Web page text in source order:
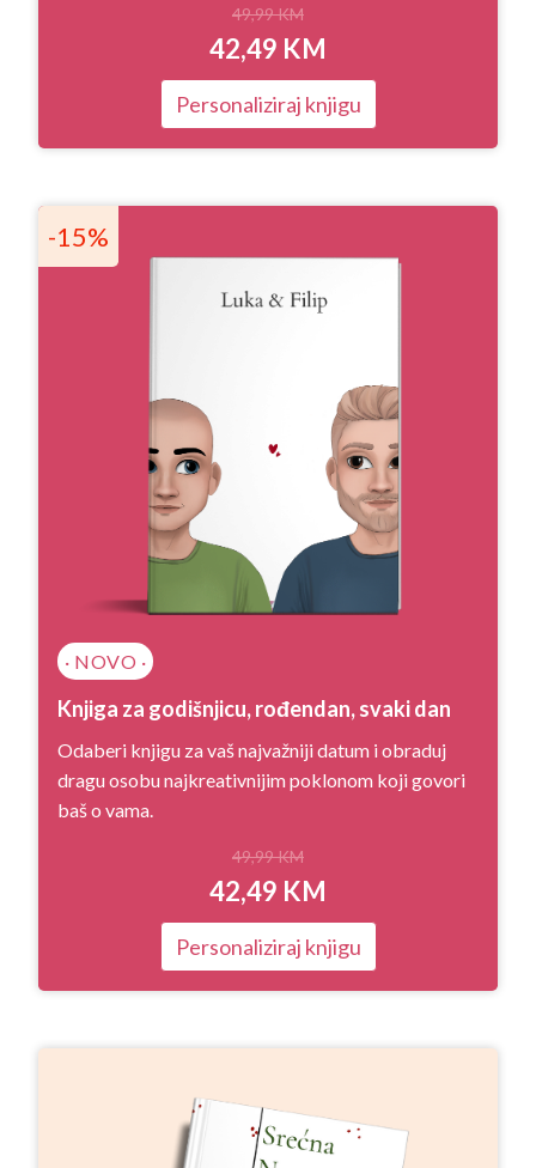
49,99KM
42,49 KM
Personaliziraj knjigu
-15%
· NOVO ·
Knjiga za godišnjicu, rođendan, svaki dan
Odaberi knjigu za vaš najvažniji datum i obraduj
dragu osobu najkreativnijim poklonom koji govori
baš o vama.
49,99KM
42,49 KM
Personaliziraj knjigu